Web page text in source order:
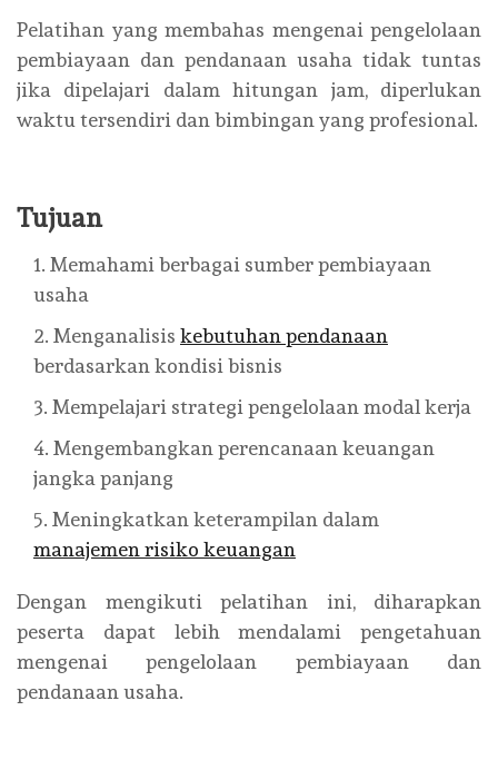
Pelatihan yang membahas mengenai pengelolaan
pembiayaan dan pendanaan usaha tidak tuntas
jika dipelajari dalam hitungan jam, diperlukan
waktu tersendiri dan bimbingan yang profesional.
Tujuan
Memahami berbagai sumber pembiayaan
usaha
Menganalisis kebutuhan pendanaan
berdasarkan kondisi bisnis
Mempelajari strategi pengelolaan modal kerja
Mengembangkan perencanaan keuangan
jangka panjang
Meningkatkan keterampilan dalam
manajemen risiko keuangan
Dengan mengikuti pelatihan ini, diharapkan
peserta dapat lebih mendalami pengetahuan
mengenai pengelolaan pembiayaan dan
pendanaan usaha.